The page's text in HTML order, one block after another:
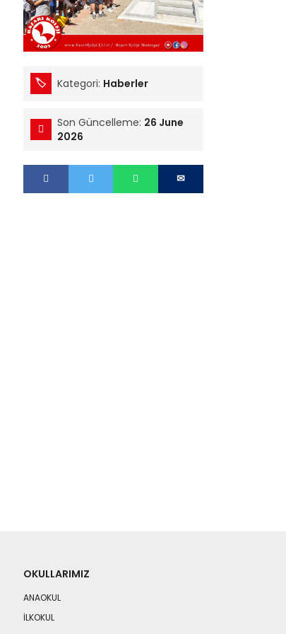
Kategori: Haberler
Son Güncelleme: 26 June
2026
OKULLARIMIZ
ANAOKUL
İLKOKUL